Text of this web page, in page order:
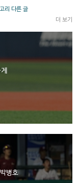
리 다른 글
더 보기
병호